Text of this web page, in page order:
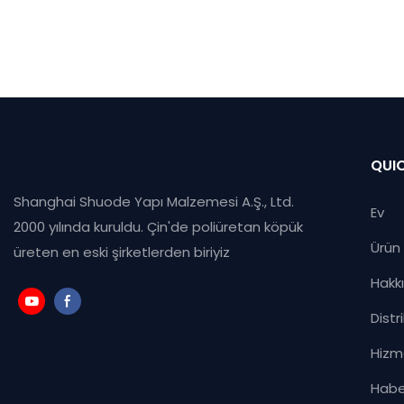
Shanghai Shuode Yapı Malzemesi A.Ş., Ltd.
2000 yılında kuruldu. Çin'de poliüretan köpük
üreten en eski şirketlerden biriyiz
Ev
Ürün